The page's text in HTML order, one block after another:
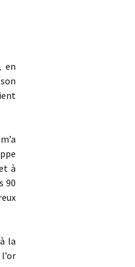
en
à
90
la